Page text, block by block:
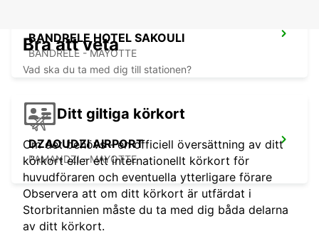
BANDRELE HOTEL SAKOULI
BANDRELE - MAYOTTE
DZAOUDZI AIRPORT
PAMANDZI - MAYOTTE
Bra att veta
Vad ska du ta med dig till stationen?
Ditt giltiga körkort
Om det behövs - en officiell översättning av ditt
körkort eller ett internationellt körkort för
huvudföraren och eventuella ytterligare förare
Observera att om ditt körkort är utfärdat i
Storbritannien måste du ta med dig båda delarna
av ditt körkort.